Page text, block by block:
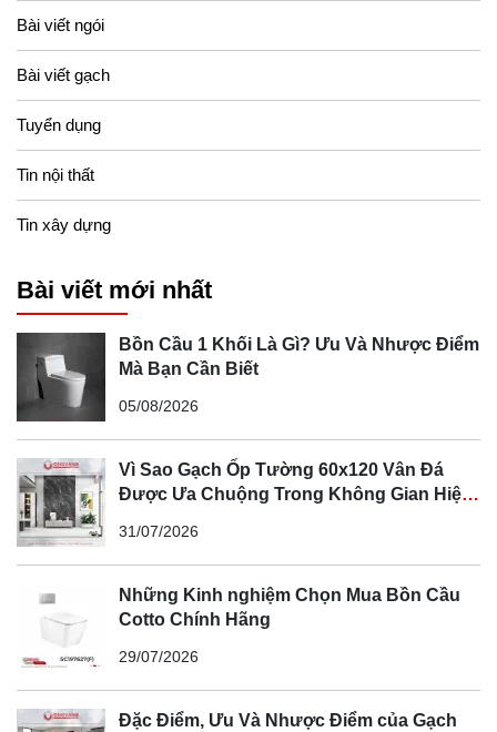
Bài viết ngói
Bài viết gạch
Tuyển dụng
Tin nội thất
Tin xây dựng
Bài viết mới nhất
Bồn Cầu 1 Khối Là Gì? Ưu Và Nhược Điểm
Mà Bạn Cần Biết
05/08/2026
Vì Sao Gạch Ốp Tường 60x120 Vân Đá
Được Ưa Chuộng Trong Không Gian Hiện
31/07/2026
Những Kinh nghiệm Chọn Mua Bồn Cầu
Cotto Chính Hãng
29/07/2026
Đặc Điểm, Ưu Và Nhược Điểm của Gạch